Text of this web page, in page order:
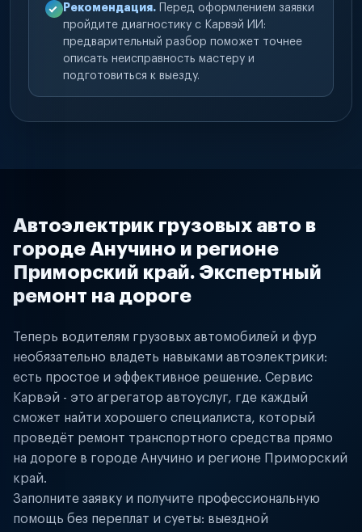
Рекомендация. Перед оформлением заявки
пройдите диагностику с Карвэй ИИ:
предварительный разбор поможет точнее
описать неисправность мастеру и
подготовиться к выезду.
Автоэлектрик грузовых авто в
городе Анучино и регионе
Приморский край. Экспертный
ремонт на дороге
Теперь водителям грузовых автомобилей и фур
необязательно владеть навыками автоэлектрики:
есть простое и эффективное решение. Сервис
Карвэй - это агрегатор автоуслуг, где каждый
сможет найти хорошего специалиста, который
проведёт ремонт транспортного средства прямо
на дороге в городе Анучино и регионе Приморский
край.
Заполните заявку и получите профессиональную
помощь без переплат и суеты: выездной